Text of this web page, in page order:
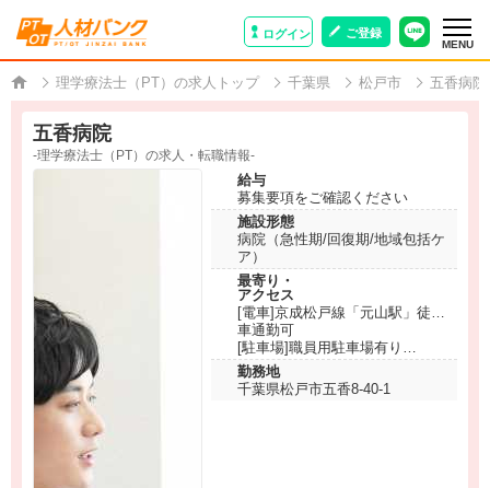
ログイン ご登録
MENU
理学療法士（PT）の求人トップ 千葉県 松戸市 五香病院
五香病院
-理学療法士（PT）の求人・転職情報-
給与
募集要項をご確認ください
施設形態
病院（急性期/回復期/地域包括ケ
ア）
最寄り・
アクセス
[電車]京成松戸線「元山駅」徒歩8
分
車通勤可
[駐車場]職員用駐車場有り
[料金]無料
勤務地
千葉県松戸市五香8-40-1